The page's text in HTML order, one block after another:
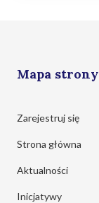
Mapa strony
Zarejestruj się
Strona główna
Aktualności
Inicjatywy